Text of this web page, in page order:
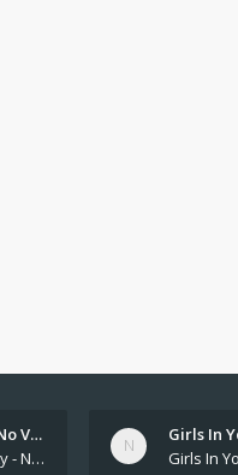
Womans In Your Town - No Veri…
Private Girls From Your City - No Selfie - Anonymous Adult Dating https://privatedates.live Private Girls In Your